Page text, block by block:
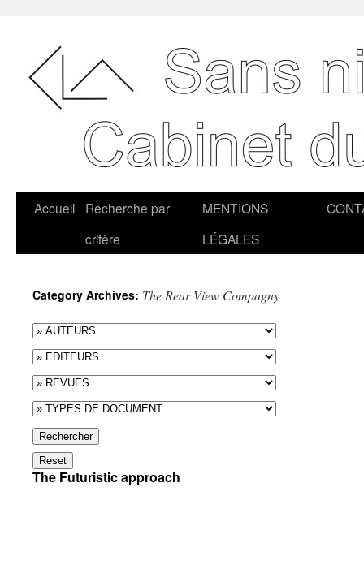
Accueil
Recherche par
critère
MENTIONS
LÉGALES
Category Archives: The Rear View Compagny
Rechercher
Reset
The Futuristic approach